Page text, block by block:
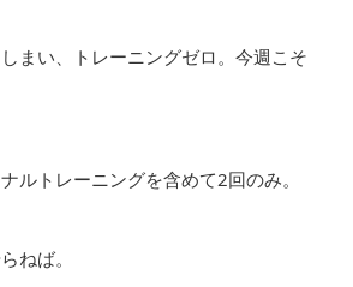
まい、トレーニングゼロ。今週こそ
ルトレーニングを含めて2回のみ。
ねば。